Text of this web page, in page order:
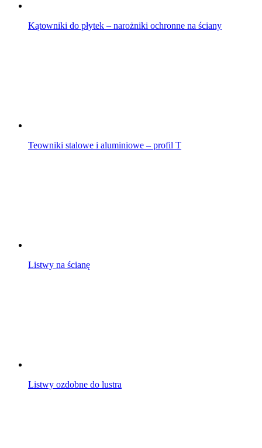
Kątowniki do płytek – narożniki ochronne na ściany
Teowniki stalowe i aluminiowe – profil T
Listwy na ścianę
Listwy ozdobne do lustra